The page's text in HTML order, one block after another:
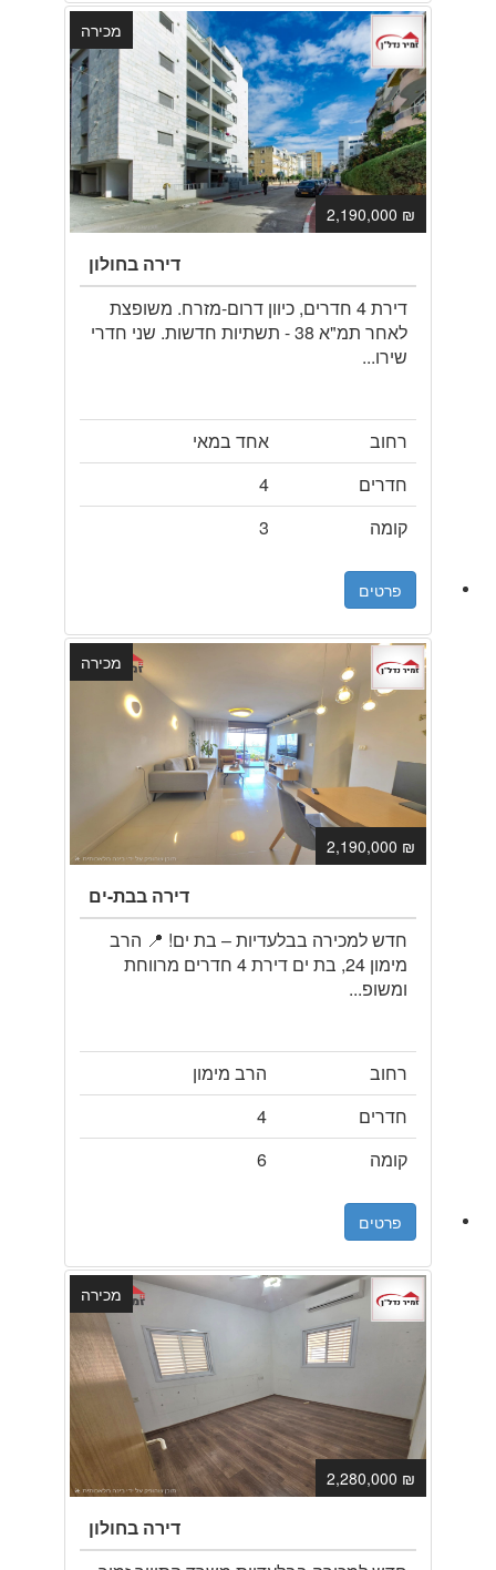
₪ 2,190,000
מכירה
דירה בחולון
דירת 4 חדרים, כיוון דרום-מזרח. משופצת
לאחר תמ"א 38 - תשתיות חדשות. שני חדרי
שירו...
רחוב
אחד במאי
חדרים
4
קומה
3
פרטים
₪ 2,190,000
מכירה
דירה בבת-ים
חדש למכירה בבלעדיות – בת ים! 📍 הרב
מימון 24, בת ים דירת 4 חדרים מרווחת
ומשופ...
רחוב
הרב מימון
חדרים
4
קומה
6
פרטים
₪ 2,280,000
מכירה
דירה בחולון